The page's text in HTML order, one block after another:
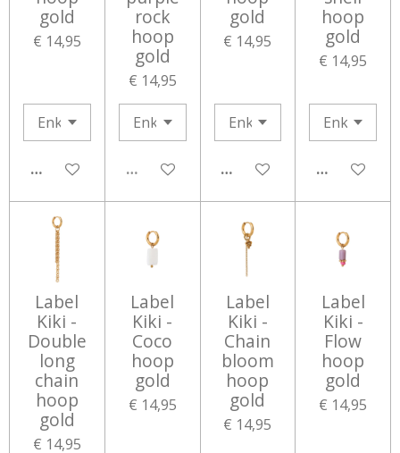
gold
€ 14,95
IN WINKELWAGEN
rock
hoop
gold
€ 14,95
UITVERKOCHT
gold
€ 14,95
IN WINKELWAGEN
hoop
gold
€ 14,95
IN
Label
Kiki -
Double
long
chain
hoop
gold
€ 14,95
Label
Kiki -
Coco
hoop
gold
€ 14,95
Label
Kiki -
Chain
bloom
hoop
gold
€ 14,95
Label
Kiki -
Flow
hoop
gold
€ 14,95